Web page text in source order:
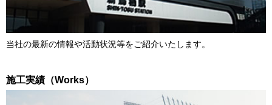
当社の最新の情報や活動状況等をご紹介いたします。
施工実績（Works）